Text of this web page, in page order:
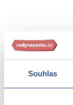
Souhlas